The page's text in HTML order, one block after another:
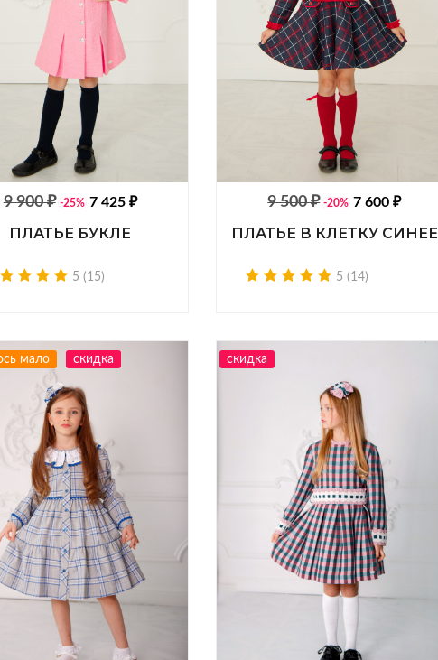
9 900 ₽ -25% 7 425 ₽
ПЛАТЬЕ БУКЛЕ
5 (15)
9 500 ₽ -20% 7 600 ₽
ПЛАТЬЕ В КЛЕТКУ СИНЕЕ
5 (14)
мало скидка скидка